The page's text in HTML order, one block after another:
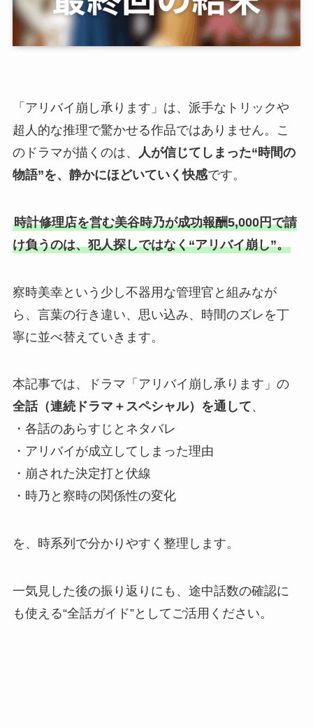
「アリバイ崩し承ります」は、派手なトリックや
超人的な推理で驚かせる作品ではありません。こ
のドラマが描くのは、
人が信じてしまった“時間の
物語”を、静かにほどいていく快感です。
時計修理店を営む美谷時乃が成功報酬5,000円で請
け負うのは、犯人探しではなく“アリバイ崩し”。
察時美幸という少し不器用な管理官と組みなが
ら、言葉の行き違い、思い込み、時間のズレを丁
寧に並べ替えていきます。
本記事では、ドラマ「アリバイ崩し承ります」の
全話（連続ドラマ＋スペシャル）を通して、
・各話のあらすじとネタバレ
・アリバイが成立してしまった理由
・崩された決定打と伏線
・時乃と察時の関係性の変化
を、時系列で分かりやすく整理します。
一気見した後の振り返りにも、途中話数の確認に
も使える“全話ガイド”としてご活用ください。